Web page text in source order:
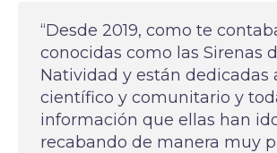
“Desde 2019, como te
conocidas como las Sirenas
Natividad y están dedicadas
científico y comunitario y
información que ellas han
recabando de manera muy